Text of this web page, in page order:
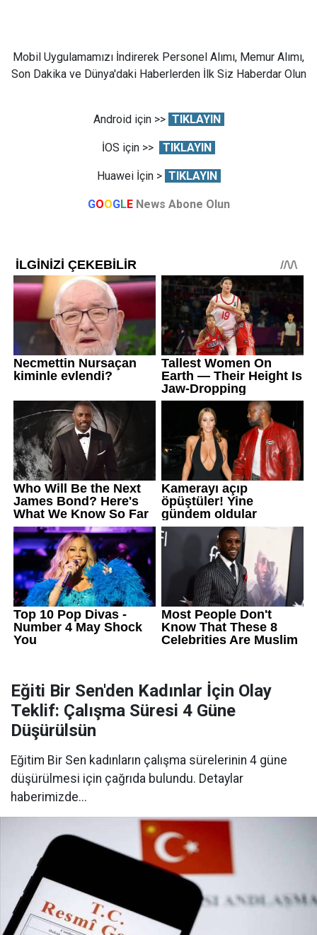
Mobil Uygulamamızı İndirerek Personel Alımı, Memur Alımı,
Son Dakika ve Dünya'daki Haberlerden İlk Siz Haberdar Olun
Android için >> TIKLAYIN
İOS için >> TIKLAYIN
Huawei İçin > TIKLAYIN
GOOGLE News Abone Olun
Eğiti Bir Sen'den Kadınlar İçin Olay
Teklif: Çalışma Süresi 4 Güne
Düşürülsün
Eğitim Bir Sen kadınların çalışma sürelerinin 4 güne
düşürülmesi için çağrıda bulundu. Detaylar
haberimizde...